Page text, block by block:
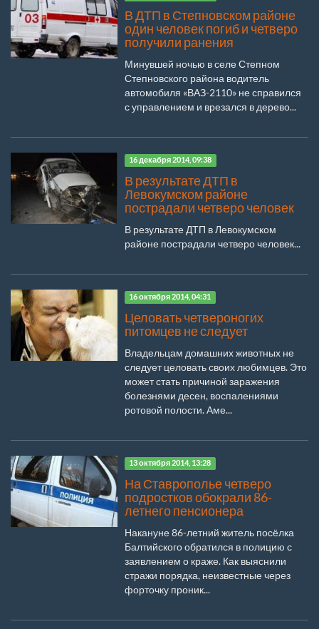
В ДТП в Степновском районе
один человек погиб и четверо
получили ранения
Минувшей ночью в селе Степном
Степновского района водитель
автомобиля «ВАЗ-2110» не справился
с управлением и врезался в дерево...
16 декабря 2014, 09:38
В результате ДТП в
Левокумском районе
пострадали четверо человек
В результате ДТП в Левокумском
районе пострадали четверо человек...
16 октября 2014, 04:31
Целовать четвероногих
питомцев не следует
Владельцам домашних животных не
следует целовать своих любимцев. Это
может стать причиной заражения
болезнями десен, воспалениями
ротовой полости. Аме...
13 октября 2014, 13:28
На Ставрополье четверо
подростков обокрали 86-
летнего пенсионера
Накануне 86-летний житель посёлка
Балтийского обратился в полицию с
заявлением о краже. Как выяснили
стражи порядка, неизвестные через
форточку проник...